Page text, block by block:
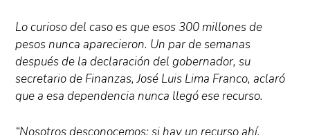
Lo curioso del caso es que esos 300 millones de
pesos nunca aparecieron. Un par de semanas
después de la declaración del gobernador, su
secretario de Finanzas, José Luis Lima Franco, aclaró
que a esa dependencia nunca llegó ese recurso.
“Nosotros desconocemos; si hay un recurso ahí,